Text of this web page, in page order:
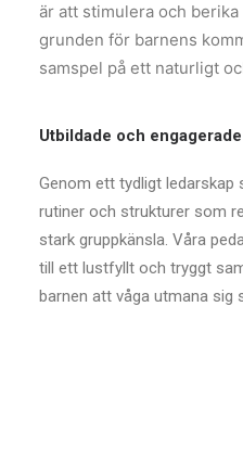
är att stimulera och
grunden för barnens
samspel på ett naturligt
Utbildade och
Genom ett tydligt ledarskap
rutiner och strukturer som
stark gruppkänsla. Våra
till ett lustfyllt och tryggt
barnen att våga utmana sig